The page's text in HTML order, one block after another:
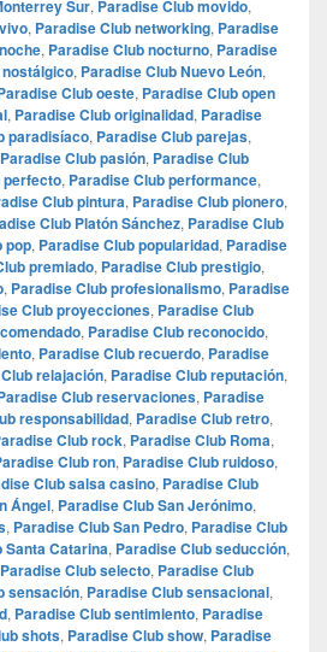
Sur, Paradise Club movido,
, Paradise Club networking, Paradise
, Paradise Club nocturno, Paradise
, Paradise Club Nuevo León,
Club oeste, Paradise Club open
, Paradise Club originalidad, Paradise
paradisíaco, Paradise Club parejas,
Paradise Club pasión, Paradise Club
perfecto, Paradise Club performance,
Club pintura, Paradise Club pionero,
Club Platón Sánchez, Paradise Club
pop, Paradise Club popularidad, Paradise
premiado, Paradise Club prestigio,
, Paradise Club profesionalismo, Paradise
Club proyecciones, Paradise Club
, Paradise Club reconocido,
, Paradise Club recuerdo, Paradise
relajación, Paradise Club reputación,
Club reservaciones, Paradise
responsabilidad, Paradise Club retro,
Club rock, Paradise Club Roma,
Club ron, Paradise Club ruidoso,
Club salsa casino, Paradise Club
Ángel, Paradise Club San Jerónimo,
, Paradise Club San Pedro, Paradise Club
Santa Catarina, Paradise Club seducción,
Paradise Club selecto, Paradise Club
sensación, Paradise Club sensacional,
, Paradise Club sentimiento, Paradise
shots, Paradise Club show, Paradise